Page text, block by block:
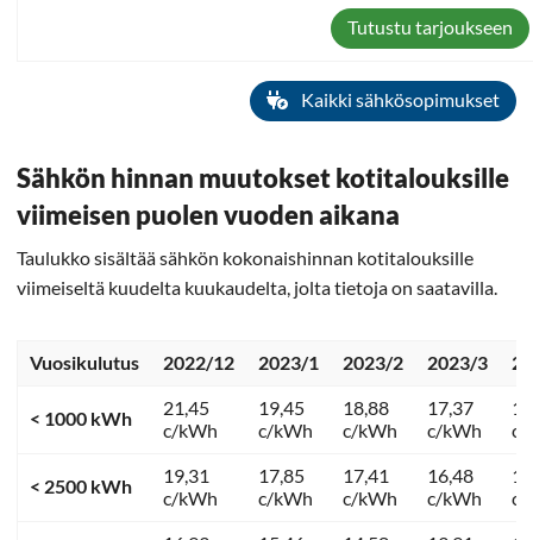
Tutustu tarjoukseen
Kaikki sähkösopimukset
Sähkön hinnan muutokset kotitalouksille
viimeisen puolen vuoden aikana
Taulukko sisältää sähkön kokonaishinnan kotitalouksille
viimeiseltä kuudelta kuukaudelta, jolta tietoja on saatavilla.
Vuosikulutus 2022/12 2023/1 2023/2 2023/3
< 1000 kWh
21,45
c/kWh
19,45
c/kWh
18,88
c/kWh
17,37
c/kWh
c/
< 2500 kWh
19,31
c/kWh
17,85
c/kWh
17,41
c/kWh
16,48
c/kWh
c/